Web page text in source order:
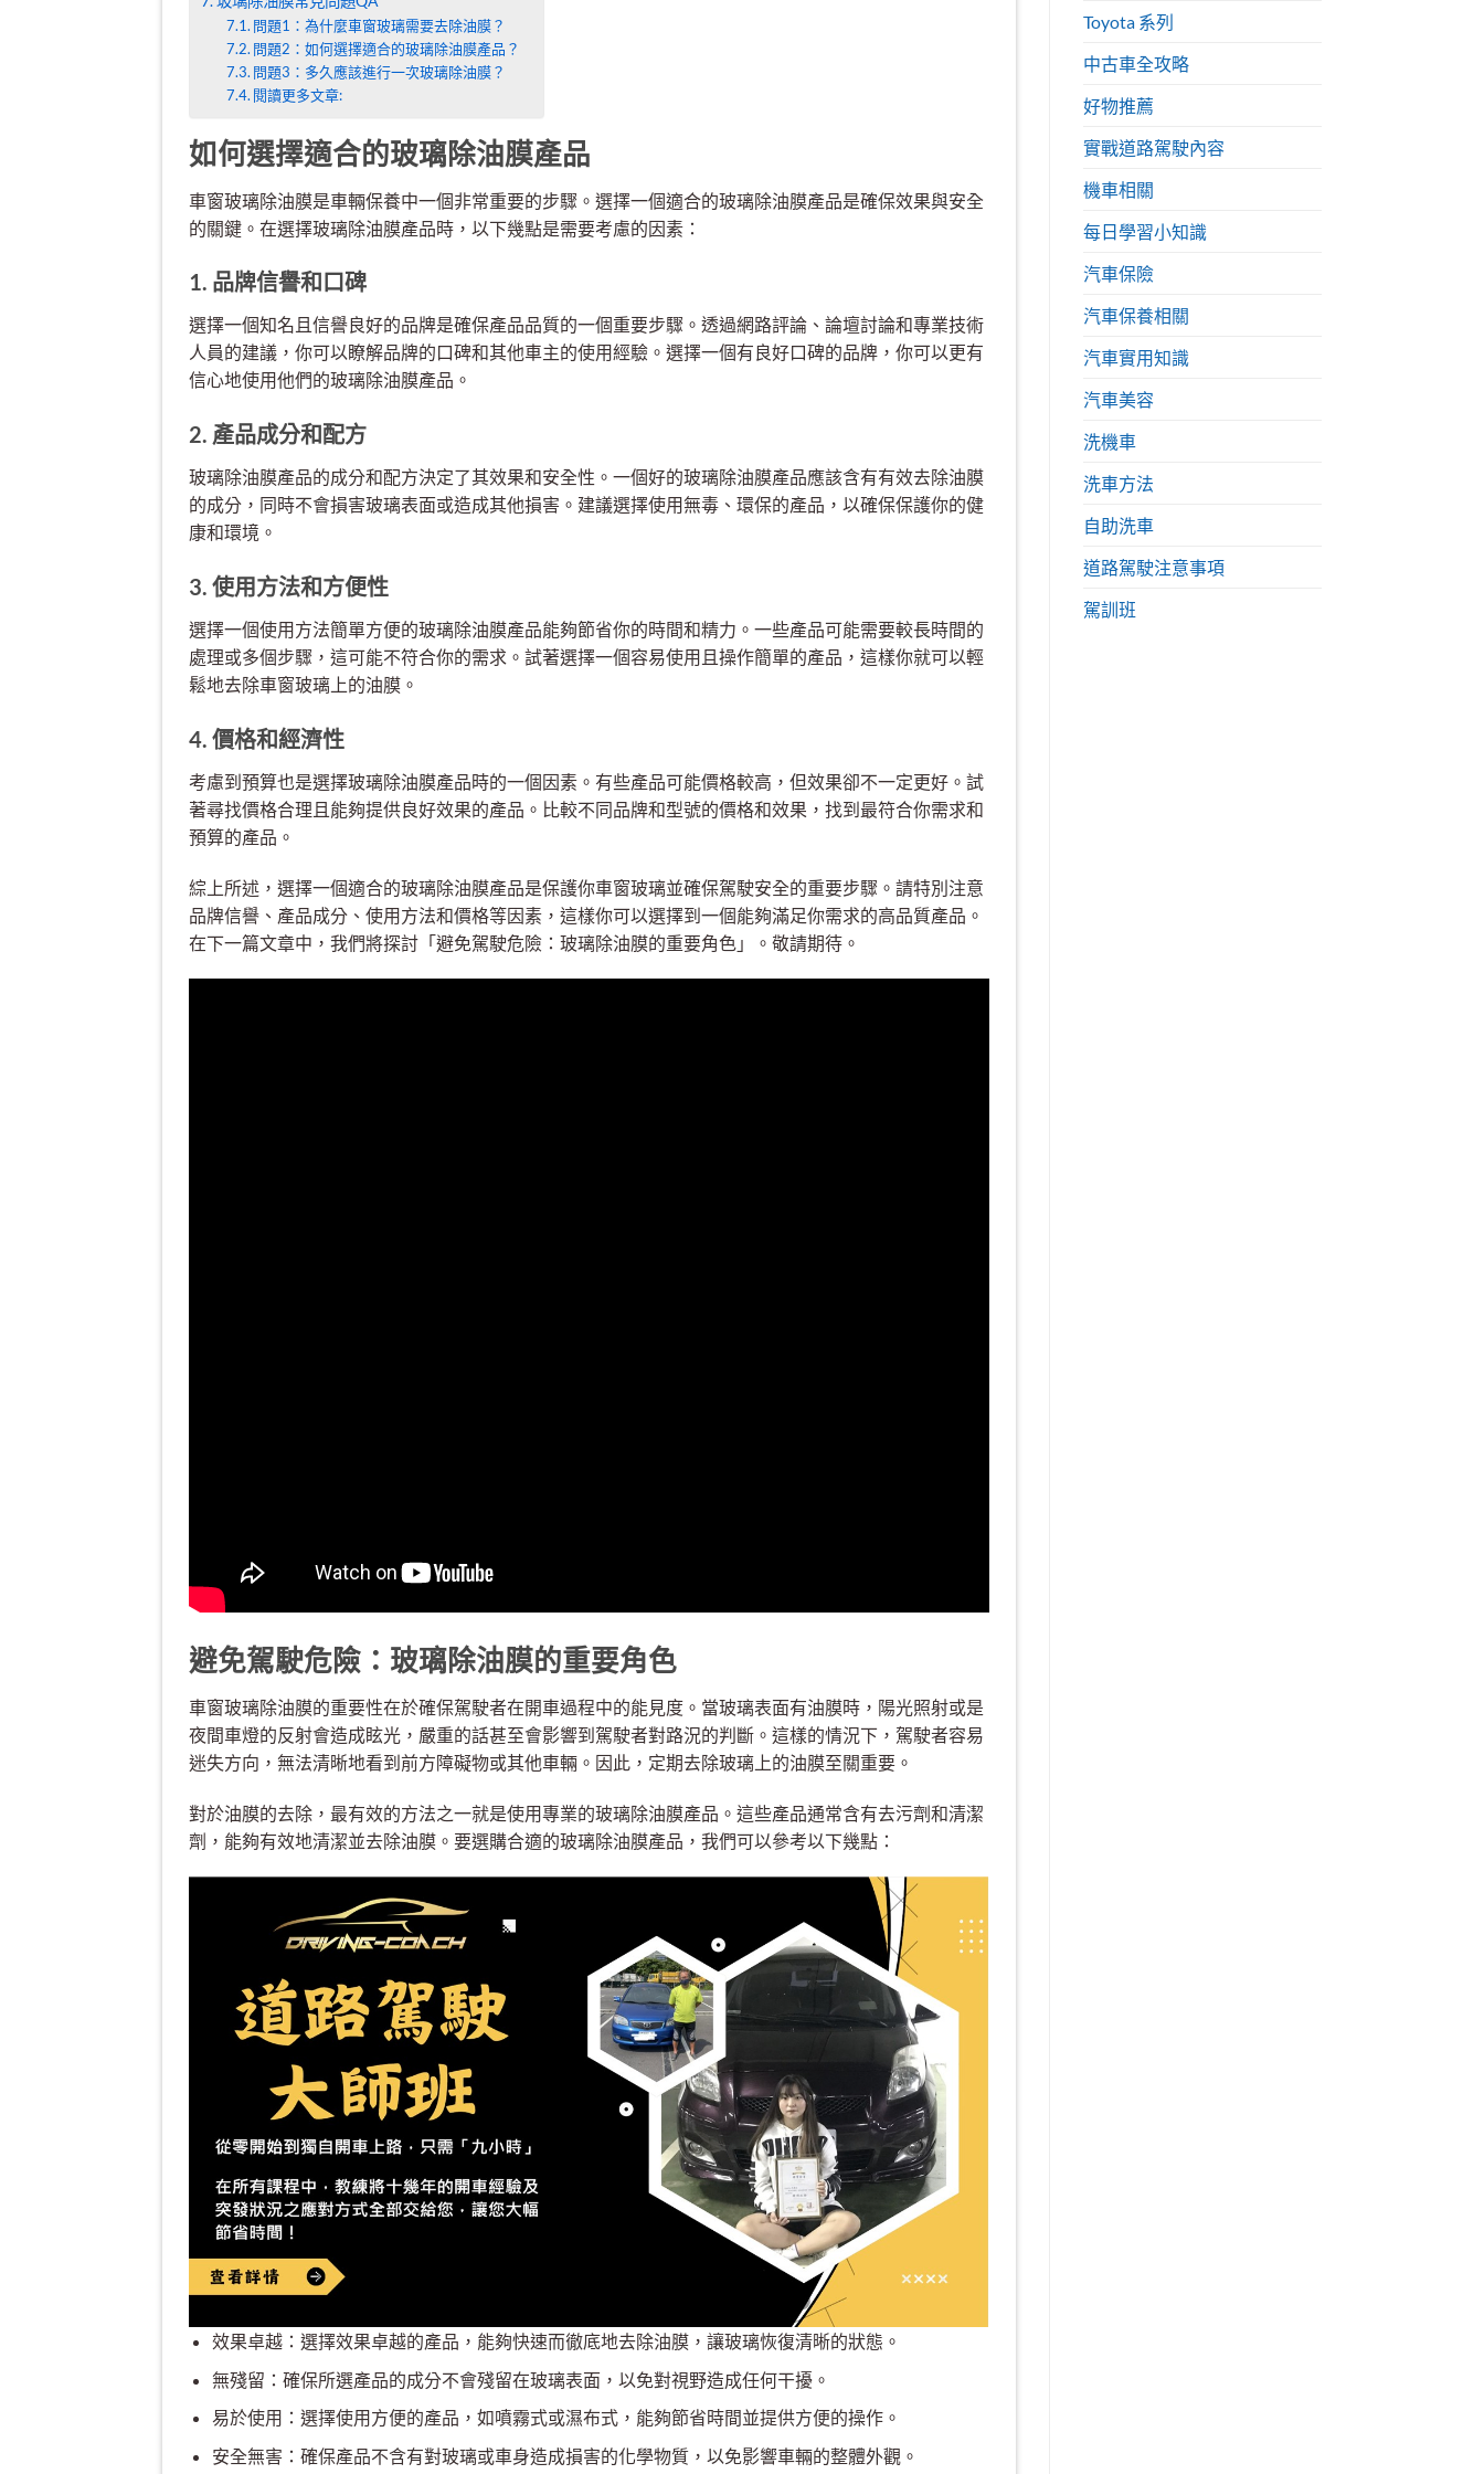
問題1：為什麼車窗玻璃需要去除油膜？
問題2：如何選擇適合的玻璃除油膜產品？
問題3：多久應該進行一次玻璃除油膜？
閱讀更多文章:
如何選擇適合的玻璃除油膜產品
車窗玻璃除油膜是車輛保養中一個非常重要的步驟。選擇一個適合的玻璃除油膜產品是確保效果與安全
的關鍵。在選擇玻璃除油膜產品時，以下幾點是需要考慮的因素：
1. 品牌信譽和口碑
選擇一個知名且信譽良好的品牌是確保產品品質的一個重要步驟。透過網路評論、論壇討論和專業技術
人員的建議，你可以瞭解品牌的口碑和其他車主的使用經驗。選擇一個有良好口碑的品牌，你可以更有
信心地使用他們的玻璃除油膜產品。
2. 產品成分和配方
玻璃除油膜產品的成分和配方決定了其效果和安全性。一個好的玻璃除油膜產品應該含有有效去除油膜
的成分，同時不會損害玻璃表面或造成其他損害。建議選擇使用無毒、環保的產品，以確保保護你的健
康和環境。
3. 使用方法和方便性
選擇一個使用方法簡單方便的玻璃除油膜產品能夠節省你的時間和精力。一些產品可能需要較長時間的
處理或多個步驟，這可能不符合你的需求。試著選擇一個容易使用且操作簡單的產品，這樣你就可以輕
鬆地去除車窗玻璃上的油膜。
4. 價格和經濟性
考慮到預算也是選擇玻璃除油膜產品時的一個因素。有些產品可能價格較高，但效果卻不一定更好。試
著尋找價格合理且能夠提供良好效果的產品。比較不同品牌和型號的價格和效果，找到最符合你需求和
預算的產品。
綜上所述，選擇一個適合的玻璃除油膜產品是保護你車窗玻璃並確保駕駛安全的重要步驟。請特別注意
品牌信譽、產品成分、使用方法和價格等因素，這樣你可以選擇到一個能夠滿足你需求的高品質產品。
在下一篇文章中，我們將探討「避免駕駛危險：玻璃除油膜的重要角色」。敬請期待。
避免駕駛危險：玻璃除油膜的重要角色
車窗玻璃除油膜的重要性在於確保駕駛者在開車過程中的能見度。當玻璃表面有油膜時，陽光照射或是
夜間車燈的反射會造成眩光，嚴重的話甚至會影響到駕駛者對路況的判斷。這樣的情況下，駕駛者容易
迷失方向，無法清晰地看到前方障礙物或其他車輛。因此，定期去除玻璃上的油膜至關重要。
對於油膜的去除，最有效的方法之一就是使用專業的玻璃除油膜產品。這些產品通常含有去污劑和清潔
劑，能夠有效地清潔並去除油膜。要選購合適的玻璃除油膜產品，我們可以參考以下幾點：
效果卓越：選擇效果卓越的產品，能夠快速而徹底地去除油膜，讓玻璃恢復清晰的狀態。
無殘留：確保所選產品的成分不會殘留在玻璃表面，以免對視野造成任何干擾。
易於使用：選擇使用方便的產品，如噴霧式或濕布式，能夠節省時間並提供方便的操作。
安全無害：確保產品不含有對玻璃或車身造成損害的化學物質，以免影響車輛的整體外觀。
Toyota 系列
中古車全攻略
好物推薦
實戰道路駕駛內容
機車相關
每日學習小知識
汽車保險
汽車保養相關
汽車實用知識
汽車美容
洗機車
洗車方法
自助洗車
道路駕駛注意事項
駕訓班